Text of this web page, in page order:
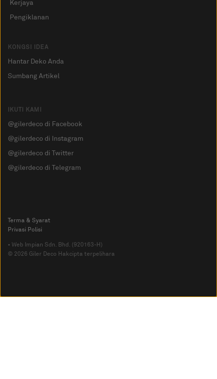
Kerjaya
Pengiklanan
KONGSI IDEA
Hantar Deko Anda
Sumbang Artikel
IKUTI KAMI
@gilerdeco di Facebook
@gilerdeco di Instagram
@gilerdeco di Twitter
@gilerdeco di Telegram
© 2026 Giler Deco Hakcipta terpelihara
• Web Impian Sdn. Bhd. (920163-H)
Privasi Polisi
Terma & Syarat